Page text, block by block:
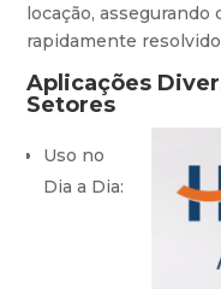
locação,
rapidamente
Aplicações
Setores
Uso no
Dia a Dia: